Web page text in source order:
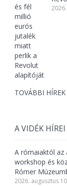
TOVÁBBI
A VIDÉK HÍREI
A rómaiaktól az
workshop és
Rómer
2026. augusztus